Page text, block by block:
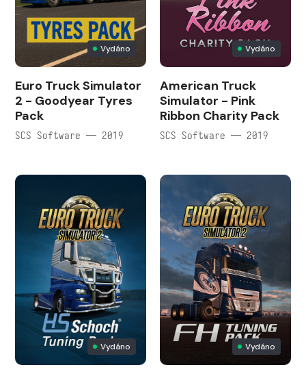
Vydáno
Euro Truck Simulator
2 - Goodyear Tyres
Pack
SCS Software — 2019
Vydáno
American Truck
Simulator - Pink
Ribbon Charity Pack
SCS Software — 2019
Vydáno Vydáno